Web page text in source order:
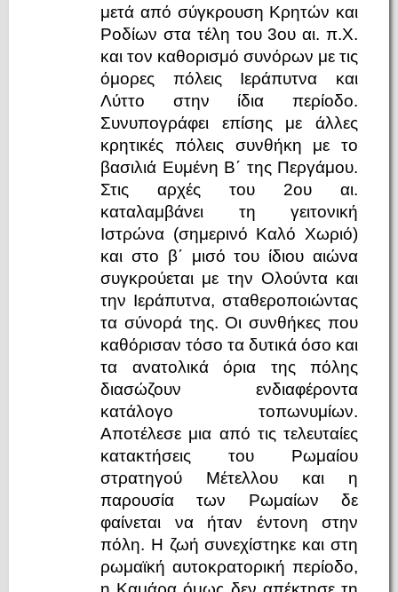
μετά από σύγκρουση Κρητών και
Ροδίων στα τέλη του 3ου αι. π.Χ.
και τον καθορισμό συνόρων με τις
όμορες πόλεις Ιεράπυτνα και
Λύττο στην ίδια περίοδο.
Συνυπογράφει επίσης με άλλες
κρητικές πόλεις συνθήκη με το
βασιλιά Ευμένη Β΄ της Περγάμου.
Στις αρχές του 2ου αι.
καταλαμβάνει τη γειτονική
Ιστρώνα (σημερινό Καλό Χωριό)
και στο β΄ μισό του ίδιου αιώνα
συγκρούεται με την Ολούντα και
την Ιεράπυτνα, σταθεροποιώντας
τα σύνορά της. Οι συνθήκες που
καθόρισαν τόσο τα δυτικά όσο και
τα ανατολικά όρια της πόλης
διασώζουν ενδιαφέροντα
κατάλογο τοπωνυμίων.
Αποτέλεσε μια από τις τελευταίες
κατακτήσεις του Ρωμαίου
στρατηγού Μέτελλου και η
παρουσία των Ρωμαίων δε
φαίνεται να ήταν έντονη στην
πόλη. Η ζωή συνεχίστηκε και στη
ρωμαϊκή αυτοκρατορική περίοδο,